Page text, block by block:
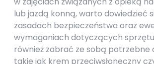
lub jazdą konną, warto dowiedzieć
zasadach bezpieczeństwa oraz
wymaganiach dotyczących
również zabrać ze sobą potrzebne
takie jak krem przeciwsłoneczny